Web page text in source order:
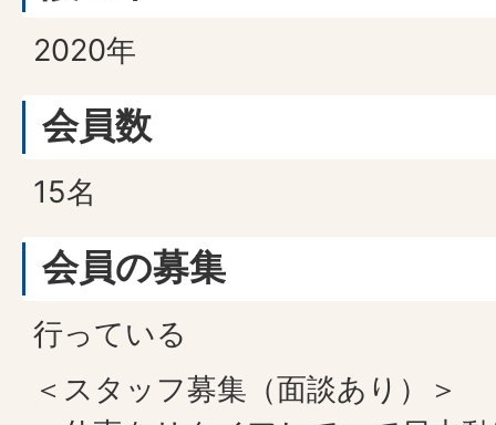
2020年
会員数
15名
会員の募集
行っている
＜スタッフ募集（面談あり）＞